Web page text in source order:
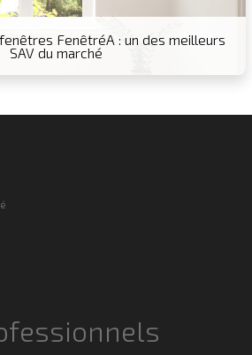
FenêtréA : un des meilleurs
SAV du marché